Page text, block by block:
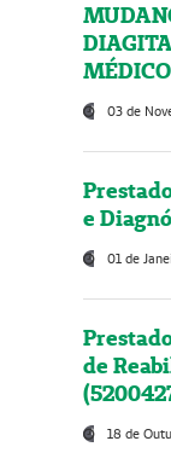
03 de
e
01 de
de
18 de